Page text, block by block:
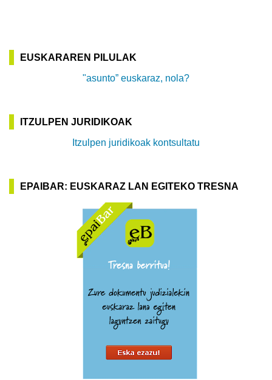
EUSKARAREN PILULAK
"asunto” euskaraz, nola?
ITZULPEN JURIDIKOAK
Itzulpen juridikoak kontsultatu
EPAIBAR: EUSKARAZ LAN EGITEKO TRESNA